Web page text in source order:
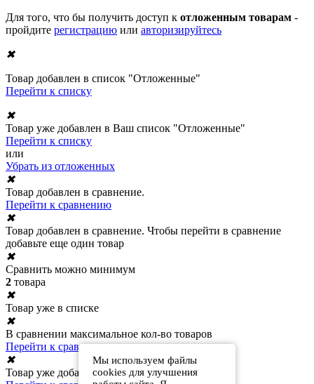
Мы используем файлы
cookies для улучшения
Для того, что бы получить доступ к отложенным товарам -
пройдите регистрацию или авторизируйтесь
✖
Товар добавлен в список "Отложенные"
Перейти к списку
✖
Товар уже добавлен в Ваш список "Отложенные"
Перейти к списку
или
Убрать из отложенных
✖
Товар добавлен в сравнение.
Перейти к сравнению
✖
Товар добавлен в сравнение. Чтобы перейти в сравнение
добавьте еще один товар
✖
Сравнить можно минимум
2 товара
✖
Товар уже в списке
✖
В сравнении максимальное кол-во товаров
Перейти к сравнению
✖
Товар уже добавлен в сравнение